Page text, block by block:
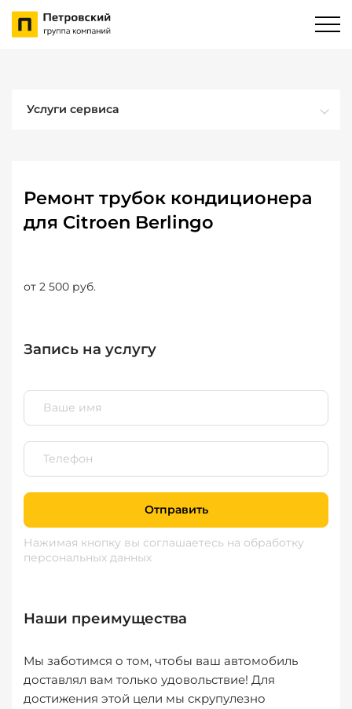
Услуги сервиса
Ремонт трубок кондиционера
для Citroen Berlingo
от 2 500 руб.
Запись на услугу
Отправить
Нажимая кнопку вы соглашаетесь на обработку
персональных данных
Наши преимущества
Мы заботимся о том, чтобы ваш автомобиль
доставлял вам только удовольствие! Для
достижения этой цели мы скрупулезно